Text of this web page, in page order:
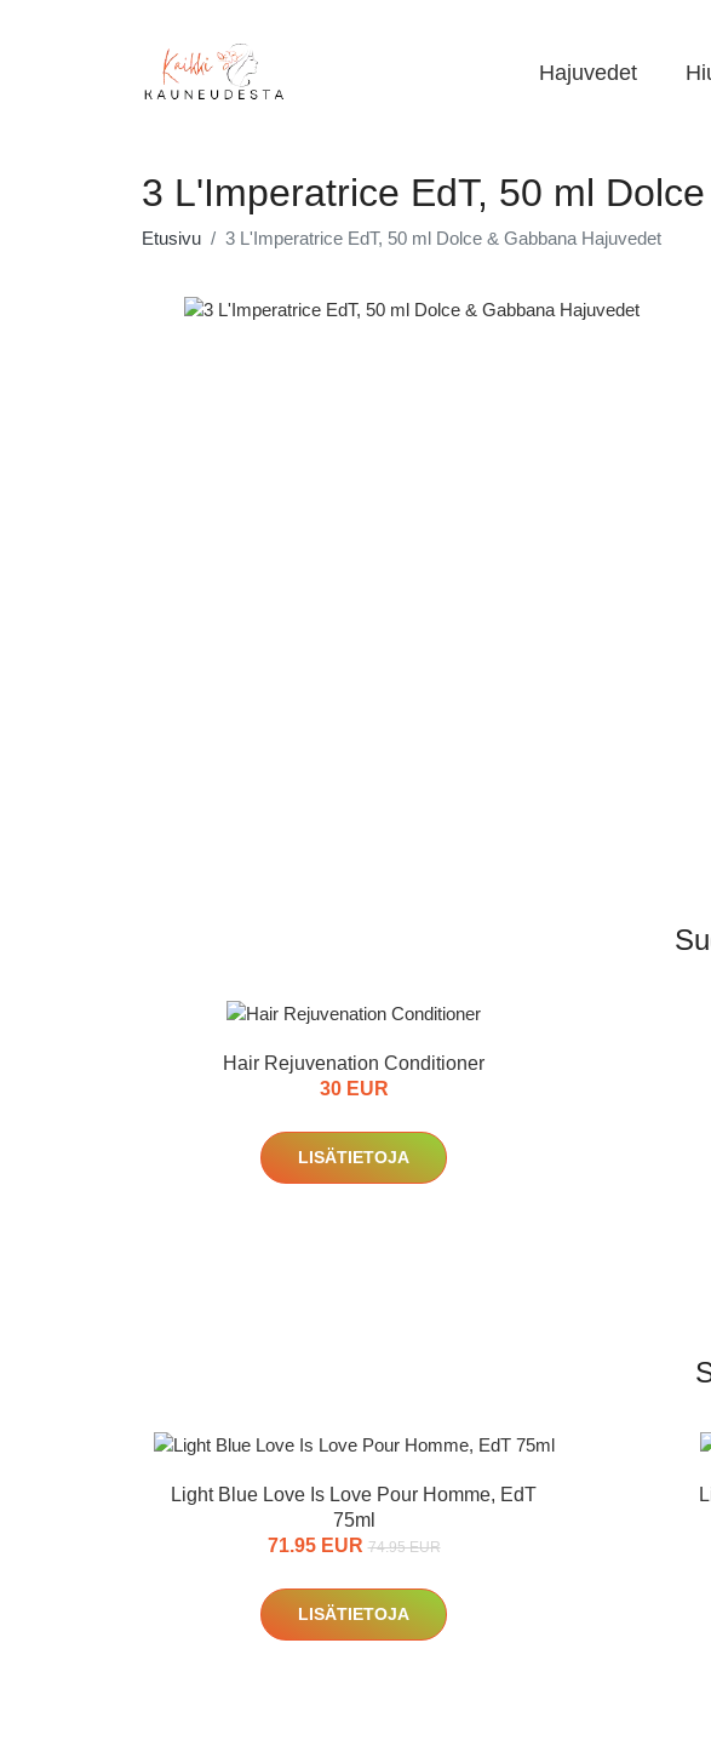
Hajuvedet
3 L'Imperatrice EdT, 50 ml
Etusivu 3 L'Imperatrice EdT, 50 ml Dolce & Gabbana Hajuvedet
Hair Rejuvenation Conditioner
30 EUR
LISÄTIETOJA
Light Blue Love Is Love Pour Homme, EdT
75ml
71.95 EUR 74.95 EUR
LISÄTIETOJA